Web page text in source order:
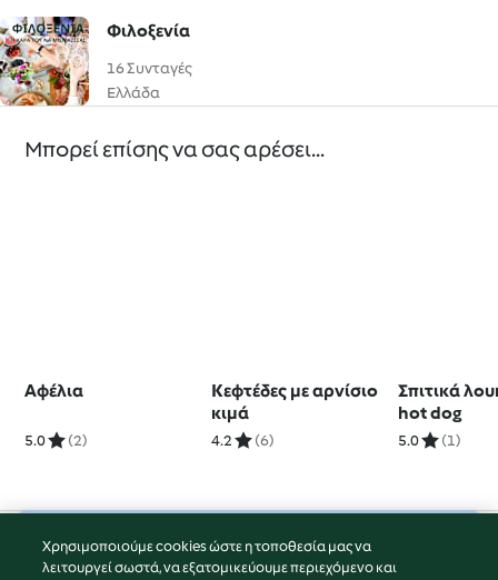
Φιλοξενία
16 Συνταγές
Ελλάδα
Μπορεί επίσης να σας αρέσει...
Αφέλια
5.0 (2)
Κεφτέδες με αρνίσιο
κιμά
4.2 (6)
Σπιτικά
hot dog
5.0 (1)
© Πνευματικά Δικαιώματα 2026
Χρησιμοποιούμε cookies ώστε η τοποθεσία μας να
λειτουργεί σωστά, να εξατομικεύουμε περιεχόμενο και